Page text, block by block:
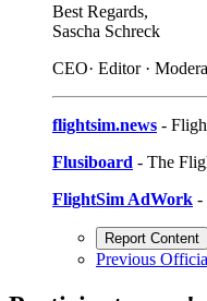
Best Regards,
Sascha Schreck
CEO· Editor ·
flightsim.news -
Flusiboard - The
FlightSim AdWork -
Report Content
Previous